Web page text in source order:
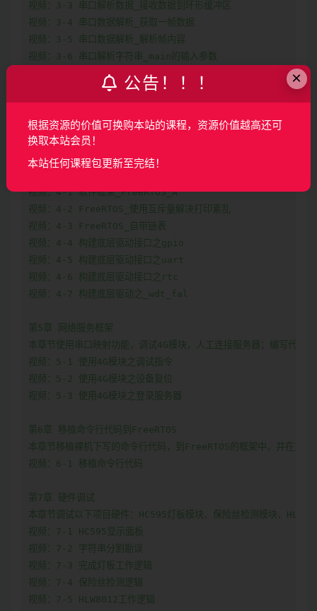
视频：3-3 串口解析数据_接收数据到环形缓冲区
视频：3-4 串口数据解析_获取一帧数据
视频：3-5 串口数据解析_解析帧内容
视频：3-6 串口解析字符串_main的输入参数
视频：3-7 串口解析字符串_分割并匹配命令
视频：3-8 串口解析字符串_完善命令行A
第4章 基于FreeRTOS实现应用框架
围绕FreeRTOS 实时操作系统展开工程框架搭建，先讲解软件框架设
视频：4-1 软件框架_FreeRTOS_A
视频：4-2 FreeRTOS_使用互斥量解决打印紊乱
视频：4-3 FreeRTOS_自带链表
视频：4-4 构建底层驱动接口之gpio
视频：4-5 构建底层驱动接口之uart
视频：4-6 构建底层驱动接口之rtc
视频：4-7 构建底层驱动之_wdt_fal
第5章 网络服务框架
本章节使用串口映射功能，调试4G模块，人工连接服务器；编写代码
视频：5-1 使用4G模块之调试指令
视频：5-2 使用4G模块之设备复位
视频：5-3 使用4G模块之登录服务器
第6章 移植命令行代码到FreeRTOS
本章节移植裸机下写的命令行代码，到FreeRTOS的框架中，并在主机
视频：6-1 移植命令行代码
第7章 硬件调试
本章节调试以下项目硬件：HC595灯板模块、保险丝检测模块、
视频：7-1 HC595显示面板
视频：7-2 字符串分割勘误
视频：7-3 完成灯板工作逻辑
视频：7-4 保险丝检测逻辑
视频：7-5 HLW8012工作逻辑
×
公告！！！
根据资源的价值可换购本站的课程，资源价值越高还可
换取本站会员！
本站任何课程包更新至完结！